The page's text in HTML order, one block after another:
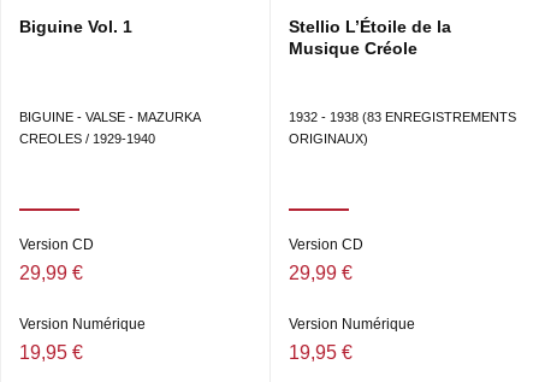
Biguine Vol. 1
BIGUINE - VALSE - MAZURKA
CREOLES / 1929-1940
Version CD
29,99 €
Version Numérique
19,95 €
Stellio L’Étoile de la
Musique Créole
1932 - 1938 (83 ENREGISTREMENTS
ORIGINAUX)
Version CD
29,99 €
Version Numérique
19,95 €